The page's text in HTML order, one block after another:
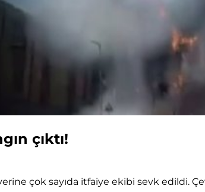
çıktı!
çok sayıda itfaiye ekibi sevk edildi.